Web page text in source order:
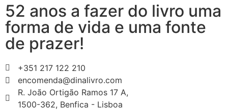
52 anos a fazer do livro uma
forma de vida e uma fonte
de prazer!
+351 217 122 210
encomenda@dinalivro.com
R. João Ortigão Ramos 17 A,
1500-362, Benfica - Lisboa